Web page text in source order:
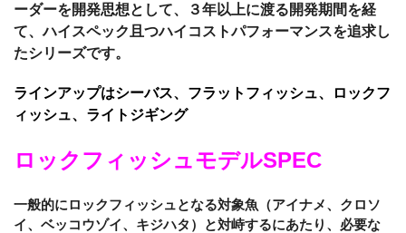
ーダーを開発思想として、３年以上に渡る開発期間を経
て、ハイスペック且つハイコストパフォーマンスを追求し
たシリーズです。
ラインアップはシーバス、フラットフィッシュ、ロックフ
ィッシュ、ライトジギング
ロックフィッシュモデルSPEC
一般的にロックフィッシュとなる対象魚（アイナメ、クロソ
イ、ベッコウゾイ、キジハタ）と対峙するにあたり、必要な